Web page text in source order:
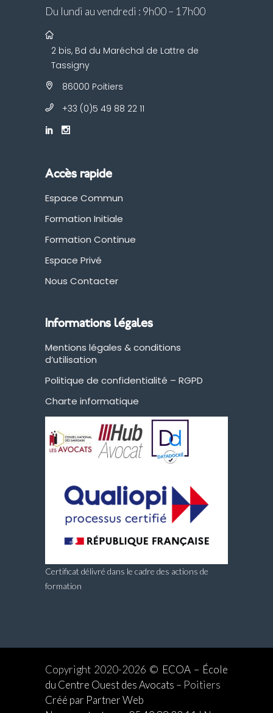
Du lundi au vendredi : 9h00 – 17h00
2 bis, Bd du Maréchal de Lattre de
Tassigny
86000 Poitiers
+33 (0)5 49 88 22 11
Accès rapide
Espace Commun
Formation Initiale
Formation Continue
Espace Privé
Nous Contacter
Informations légales
Mentions légales & conditions
d’utilisation
Politique de confidentialité – RGPD
Charte informatique
Certificat délivré dans le cadre des actions de
formation
Copyright 2020-2026 © ECOA – École
du Centre Ouest des Avocats – Poitiers
Créé par Partner Web